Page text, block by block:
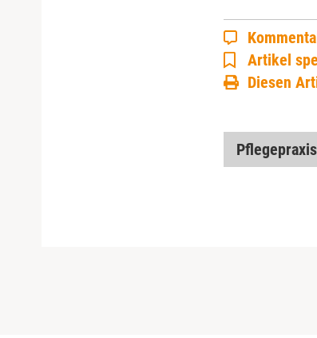
Artikel
Diesen
Pflegepraxis